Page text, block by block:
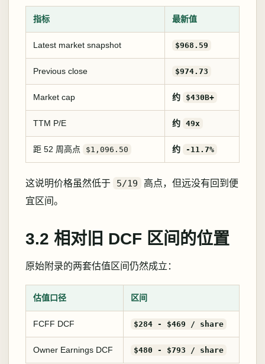
指标 最新值
Latest market snapshot $968.59
Previous close $974.73
Market cap 约 $430B+
TTM P/E 约 49x
距 52 周高点 $1,096.50 约 -11.7%
这说明价格虽然低于 5/19
高点，但远没有回到便
宜区间。
3.2 相对旧 DCF 区间的位置
原始附录的两套估值区间仍然成立：
估值口径 区间
FCFF DCF $284 - $469 / share
Owner Earnings DCF $480 - $793 / share